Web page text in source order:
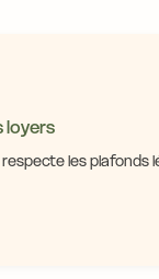
loyers
les plafonds